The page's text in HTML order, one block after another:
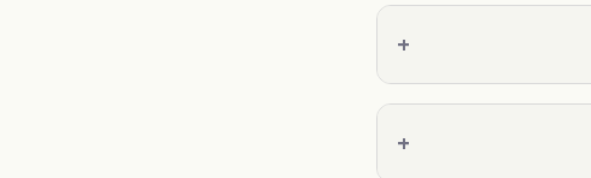
+
+